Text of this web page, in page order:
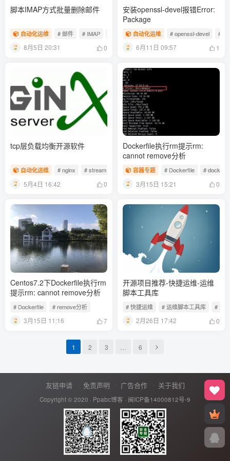
脚本IMAP方式批量删除邮件
自动化运维 # 邮件 # IMAP # 批量删除邮件
8月5日 20:31 0
安装openssl-devel报错Error:
Package
自动化运维 # openssl-devel #
6月11日 09:57 1
tcp层负载均衡开源软件
自动化运维 # nginx # stream
5月4日 16:42 0
Dockerfile执行rm提示rm:
cannot remove分析
容器专题 # Dockerfile # docker
3月15日 15:21 0
Centos7.2下Dockerfile执行rm
提示rm: cannot remove分析
# Dockerfile # remove分析
3月15日 11:16 7
开源项目推荐-快捷运维-运维
脚本工具库
# 快捷运维 # 运维脚本工具库 # 运
2月26日 17:42 0
1 2 3 6
友链申请 免责声明 广告合作 关于我们
Copyright © 2020 · Ppabc博客 · 闽ICP备14000812号-9